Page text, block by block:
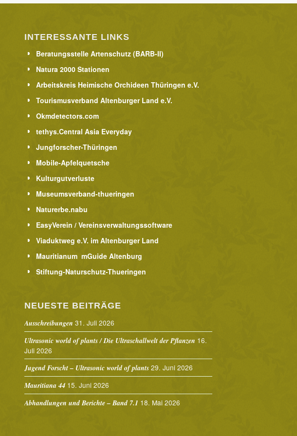
INTERESSANTE LINKS
Beratungsstelle Artenschutz (BARB-II)
Natura 2000 Stationen
Arbeitskreis Heimische Orchideen Thüringen e.V.
Tourismusverband Altenburger Land e.V.
Okmdetectors.com
tethys.Central Asia Everyday
Jungforscher-Thüringen
Mobile-Apfelquetsche
Kulturgutverluste
Museumsverband-thueringen
Naturerbe.nabu
EasyVerein / Vereinsverwaltungssoftware
Viaduktweg e.V. im Altenburger Land
Mauritianum mGuide Altenburg
Stiftung-Naturschutz-Thueringen
NEUESTE BEITRÄGE
Ausschreibungen 31. Juli 2026
Ultrasonic world of plants / Die Ultraschallwelt der Pflanzen 16.
Juli 2026
Jugend Forscht – Ultrasonic world of plants 29. Juni 2026
Mauritiana 44 15. Juni 2026
Abhandlungen und Berichte – Band 7.1 18. Mai 2026